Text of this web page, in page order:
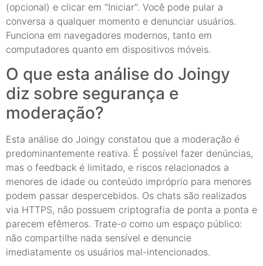
(opcional) e clicar em "Iniciar". Você pode pular a
conversa a qualquer momento e denunciar usuários.
Funciona em navegadores modernos, tanto em
computadores quanto em dispositivos móveis.
O que esta análise do Joingy
diz sobre segurança e
moderação?
Esta análise do Joingy constatou que a moderação é
predominantemente reativa. É possível fazer denúncias,
mas o feedback é limitado, e riscos relacionados a
menores de idade ou conteúdo impróprio para menores
podem passar despercebidos. Os chats são realizados
via HTTPS, não possuem criptografia de ponta a ponta e
parecem efêmeros. Trate-o como um espaço público:
não compartilhe nada sensível e denuncie
imediatamente os usuários mal-intencionados.